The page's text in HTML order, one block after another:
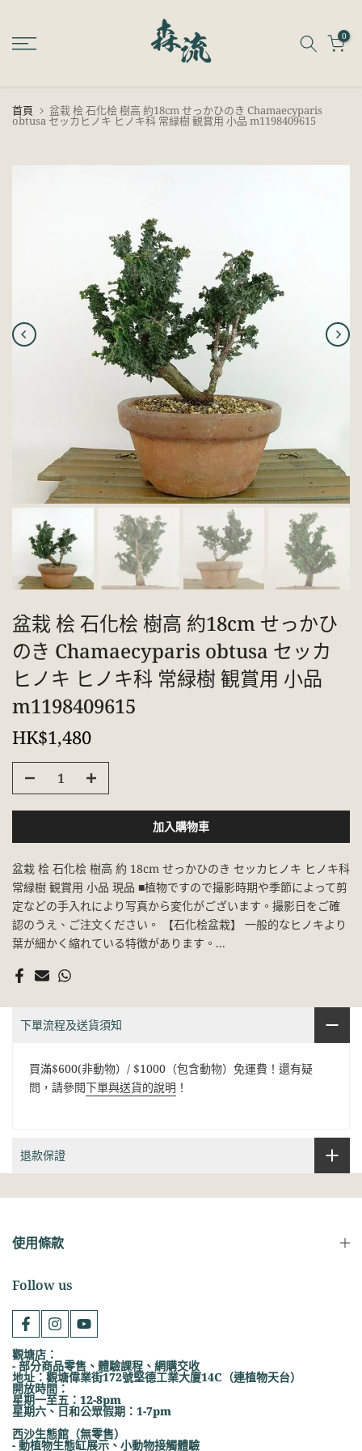
至
內
0
首頁 盆栽 桧 石化桧 樹高 約18cm せっかひのき Chamaecyparis
obtusa セッカヒノキ ヒノキ科 常緑樹 観賞用 小品 m1198409615
盆栽 桧 石化桧 樹高 約18cm せっかひ
のき Chamaecyparis obtusa セッカ
ヒノキ ヒノキ科 常緑樹 観賞用 小品
m1198409615
HK$1,480
加入購物車
盆栽 桧 石化桧 樹高 約 18cm せっかひのき セッカヒノキ ヒノキ科
常緑樹 観賞用 小品 現品 ■植物ですので撮影時期や季節によって剪
定などの手入れにより写真から変化がございます。撮影日をご確
認のうえ、ご注文ください。 【石化桧盆栽】 一般的なヒノキより
葉が細かく縮れている特徴があります。...
下單流程及送貨須知
買滿$600(非動物）/ $1000（包含動物）免運費！還有疑
問，請參閱下單與送貨的說明 ！
退款保證
使用條款
Follow us
觀塘店：
- 部分商品零售、體驗課程、網購交收
地址：觀塘偉業街172號堅德工業大廈14C（連植物天台）
開放時間：
星期一至五：12-8pm
星期六、日和公眾假期：1-7pm
西沙生態館（無零售）
- 動植物生態缸展示、小動物接觸體驗